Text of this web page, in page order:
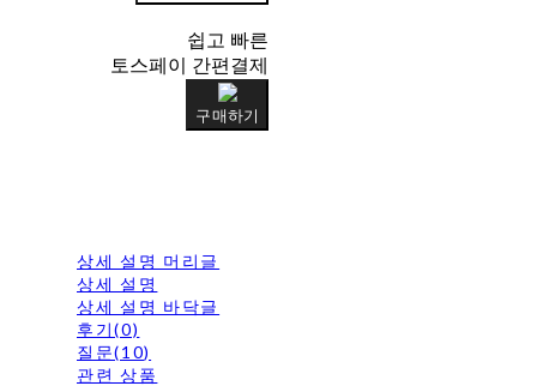
쉽고 빠른
토스페이 간편결제
구매하기
상세 설명 머리글
상세 설명
상세 설명 바닥글
후기(0)
질문(10)
관련 상품